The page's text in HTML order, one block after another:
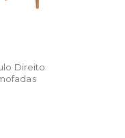
Direito